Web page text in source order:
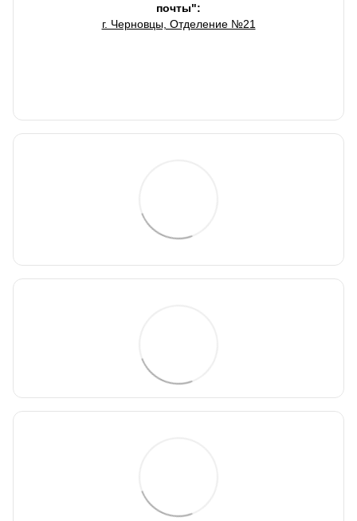
почты":
г. Черновцы, Отделение №21